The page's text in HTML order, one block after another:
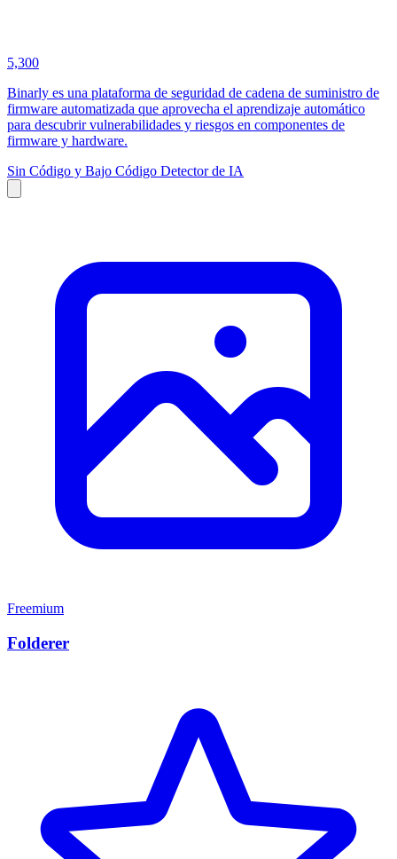
5,300
Binarly es una plataforma de seguridad de cadena de suministro de
firmware automatizada que aprovecha el aprendizaje automático
para descubrir vulnerabilidades y riesgos en componentes de
firmware y hardware.
Sin Código y Bajo Código Detector de IA
Freemium
Folderer